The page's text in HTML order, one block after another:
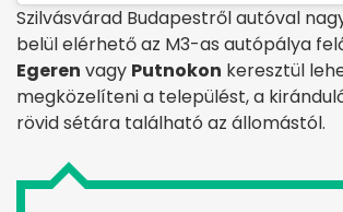
Szilvásvárad Budapestről autóval
belül elérhető az M3-as autópálya
Egeren vagy Putnokon keresztül
megközelíteni a települést, a
rövid sétára található az állomástól.